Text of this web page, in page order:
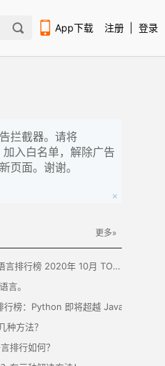
App下载
扫码下载编程狮APP
注册 登录
拦截器。请将
入白名单，解除广告
页面。谢谢。
更多»
W3Cschool 热门编程语言排行榜 2020年 10月 TOP10
言。
行榜：Python 即将超越 Java
种方法？
排行如何？